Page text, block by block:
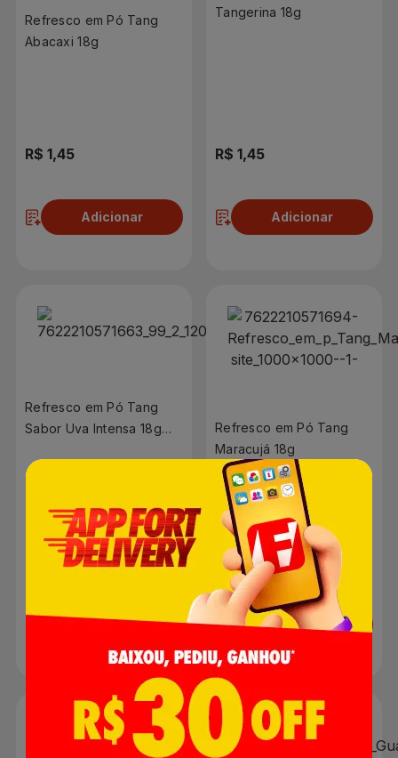
Refresco em Pó Tang
Abacaxi 18g
R$ 1,45
Adicionar
Tangerina 18g
R$ 1,45
Adicionar
Refresco em Pó Tang
Sabor Uva Intensa 18g
R$ 1,45
Adicionar
Refresco em Pó Tang
Maracujá 18g
R$ 1,45
Adicionar
-31%